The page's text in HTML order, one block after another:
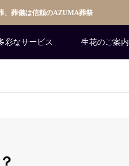
、葬儀は信頼のAZUMA葬祭
彩なサービス 生花のご案内